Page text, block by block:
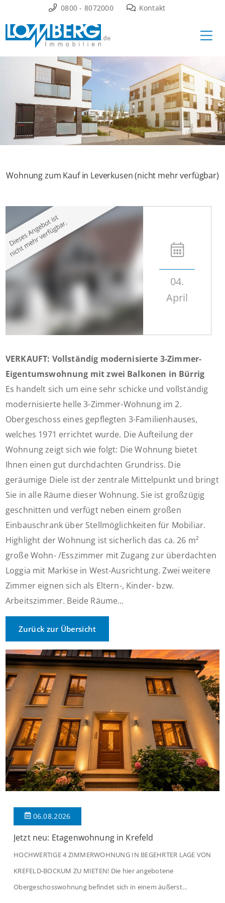
Inhalt
springen
0800 - 8072000 Kontakt
Wohnung zum Kauf in Leverkusen (nicht mehr verfügbar)
04.
April
VERKAUFT: Vollständig modernisierte 3-Zimmer-
Eigentumswohnung mit zwei Balkonen in Bürrig
Es handelt sich um eine sehr schicke und vollständig
modernisierte helle 3-Zimmer-Wohnung im 2.
Obergeschoss eines gepflegten 3-Familienhauses,
welches 1971 errichtet wurde. Die Aufteilung der
Wohnung zeigt sich wie folgt: Die Wohnung bietet
Ihnen einen gut durchdachten Grundriss. Die
geräumige Diele ist der zentrale Mittelpunkt und bringt
Sie in alle Räume dieser Wohnung. Sie ist großzügig
geschnitten und verfügt neben einem großen
Einbauschrank über Stellmöglichkeiten für Mobiliar.
Highlight der Wohnung ist sicherlich das ca. 26 m²
große Wohn- /Esszimmer mit Zugang zur überdachten
Loggia mit Markise in West-Ausrichtung. Zwei weitere
Zimmer eignen sich als Eltern-, Kinder- bzw.
Arbeitszimmer. Beide Räume...
Zurück zur Übersicht
06.08.2026
Jetzt neu: Etagenwohnung in Krefeld
HOCHWERTIGE 4 ZIMMERWOHNUNG IN BEGEHRTER LAGE VON
KREFELD-BOCKUM ZU MIETEN! Die hier angebotene
Obergeschosswohnung befindet sich in einem äußerst